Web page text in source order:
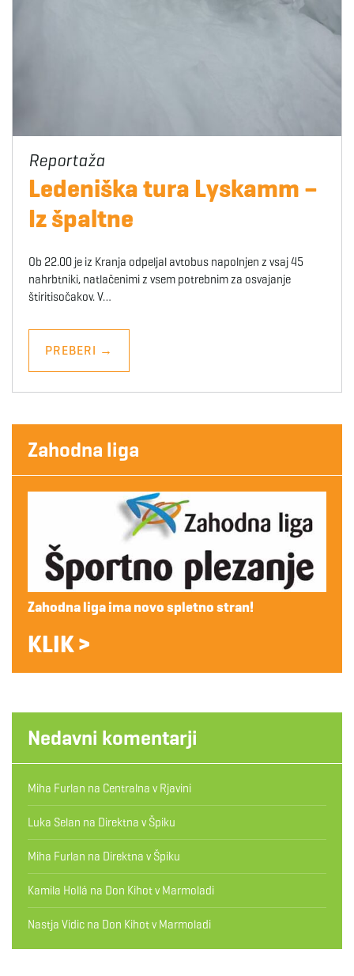
Ledeniška tura Lyskamm –
Iz špaltne
Ob 22.00 je iz Kranja odpeljal avtobus napolnjen z vsaj 45
nahrbtniki, natlačenimi z vsem potrebnim za osvajanje
štiritisočakov. V…
PREBERI →
Zahodna liga
Zahodna liga ima novo spletno stran!
KLIK >
Nedavni komentarji
Miha Furlan na Centralna v Rjavini
Luka Selan na Direktna v Špiku
Miha Furlan na Direktna v Špiku
Kamila Hollá na Don Kihot v Marmoladi
Nastja Vidic na Don Kihot v Marmoladi